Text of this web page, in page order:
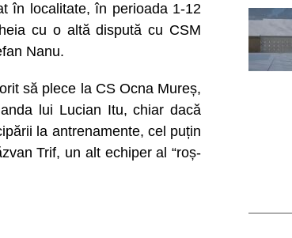
în localitate, în perioada 1-12
cu o altă dispută cu CSM
Nanu.
să plece la CS Ocna Mureș,
lui Lucian Itu, chiar dacă
la antrenamente, cel puțin
Trif, un alt echiper al “roș-